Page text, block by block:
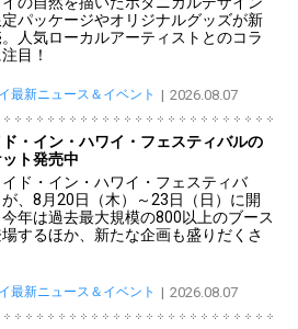
パッケージやオリジナルグッズが新
人気ローカルアーティストとのコラ
目！
最新ニュース＆イベント 2026.08.07
・イン・ハワイ・フェスティバルの
ト発売中
イド・イン・ハワイ・フェスティバ
、8月20日（木）～23日（日）に開
年は過去最大規模の800以上のブース
するほか、新たな企画も盛りだくさ
最新ニュース＆イベント 2026.08.07